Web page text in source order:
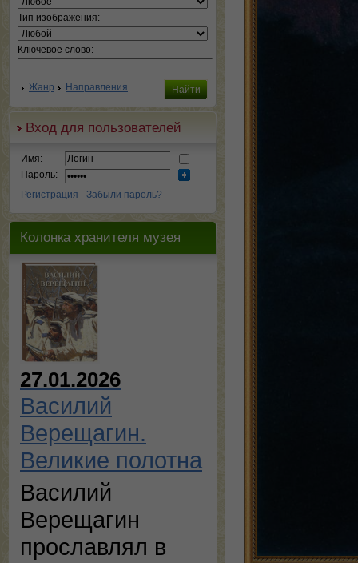
Тип изображения:
Ключевое слово:
Жанр Направления
Вход для пользователей
Имя:
Пароль:
Регистрация
Забыли пароль?
Колонка хранителя музея
27.01.2026
Василий
Верещагин.
Великие полотна
Василий
Верещагин
прославлял в